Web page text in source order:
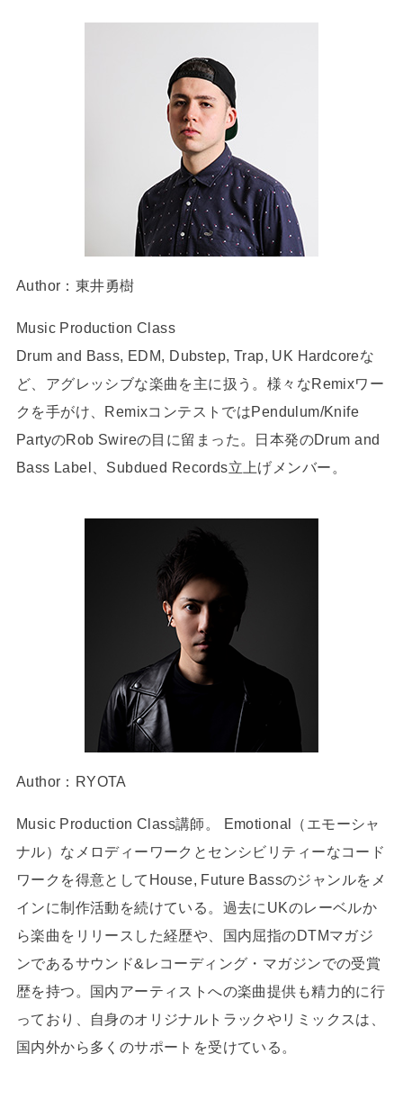
Author：東井勇樹
Music Production Class
Drum and Bass, EDM, Dubstep, Trap, UK Hardcoreな
ど、アグレッシブな楽曲を主に扱う。様々なRemixワー
クを手がけ、RemixコンテストではPendulum/Knife
PartyのRob Swireの目に留まった。日本発のDrum and
Bass Label、Subdued Records立上げメンバー。
Author：RYOTA
Music Production Class講師。 Emotional（エモーシャ
ナル）なメロディーワークとセンシビリティーなコード
ワークを得意としてHouse, Future Bassのジャンルをメ
インに制作活動を続けている。過去にUKのレーベルか
ら楽曲をリリースした経歴や、国内屈指のDTMマガジ
ンであるサウンド&レコーディング・マガジンでの受賞
歴を持つ。国内アーティストへの楽曲提供も精力的に行
っており、自身のオリジナルトラックやリミックスは、
国内外から多くのサポートを受けている。